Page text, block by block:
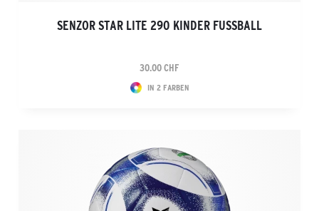
SENZOR STAR LITE 290 KINDER FUSSBALL
30.00 CHF
IN 2 FARBEN